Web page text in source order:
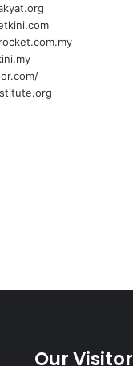
Our Visitor